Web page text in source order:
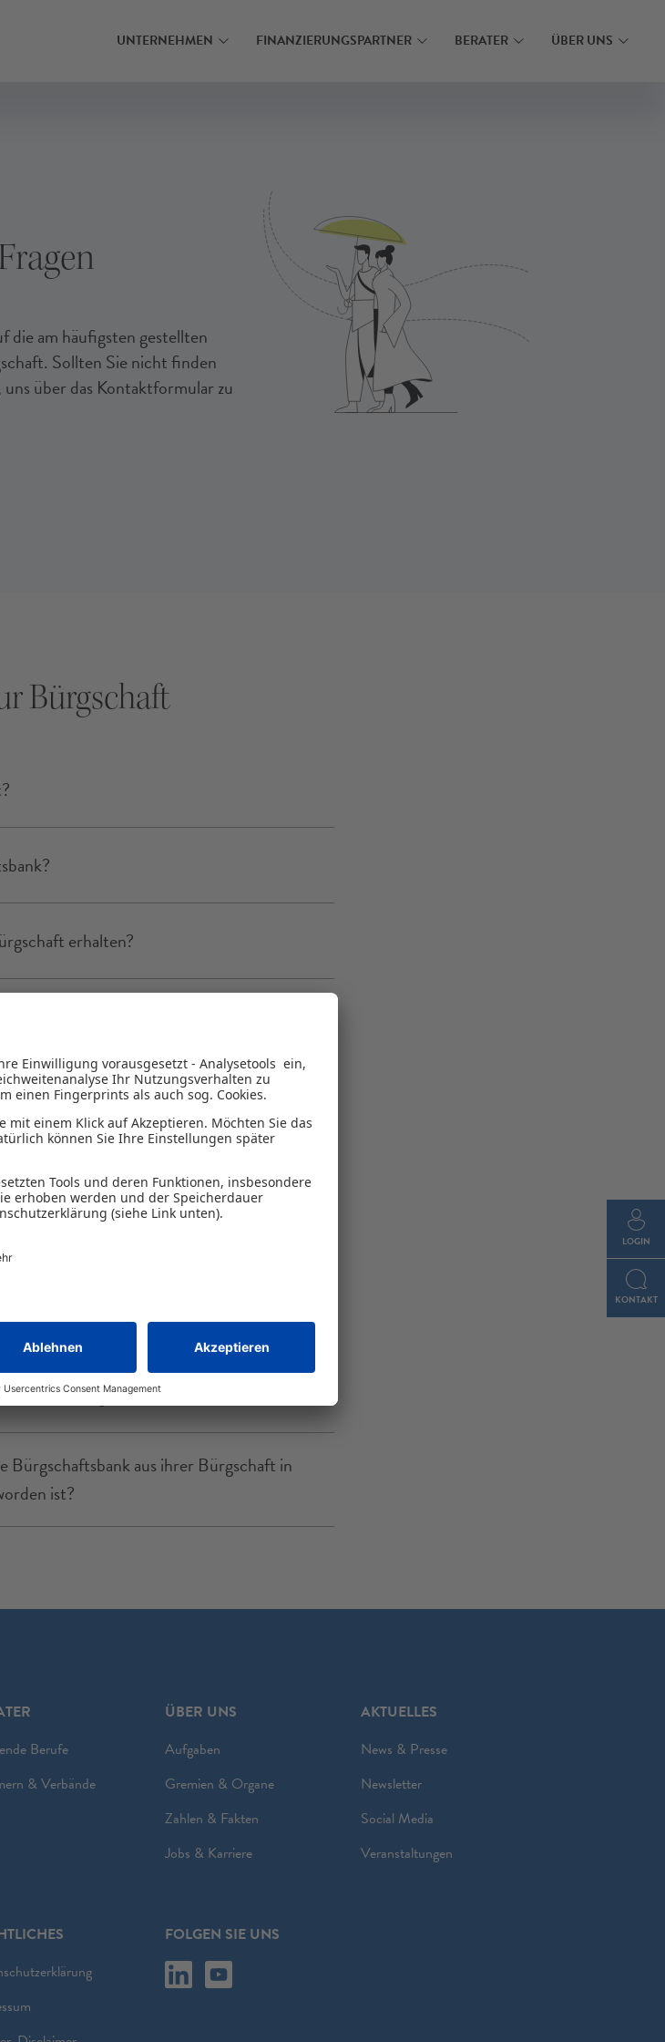
UNTERNEHMEN FINANZIERUNGSPARTNER BERATER ÜBER UNS
LOGIN
KONTAKT
die am häufigsten gestellten
Sollten Sie nicht finden
über das Kontaktformular zu
Bürgschaft
erhalten?
Ausfallbürgschaft?
ohne Bank (BoB)?
das gesamte Kreditrisiko?
Bürgschaftsbank aus ihrer Bürgschaft in
ist?
Berufe
& Verbände
ÜBER UNS
Aufgaben
Gremien & Organe
Zahlen & Fakten
Jobs & Karriere
AKTUELLES
News & Presse
Newsletter
Social Media
Veranstaltungen
FOLGEN SIE UNS